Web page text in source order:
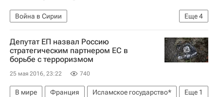
Еще4
Война в Сирии
Мирный процесс - Война в Сирии
Перемирие в Сирии
Сирия
Депутат ЕП назвал Россию
стратегическим партнером ЕС в
борьбе с терроризмом
25 мая 2016, 23:22 740
Еще 1
В мире Франция
Исламское государство*